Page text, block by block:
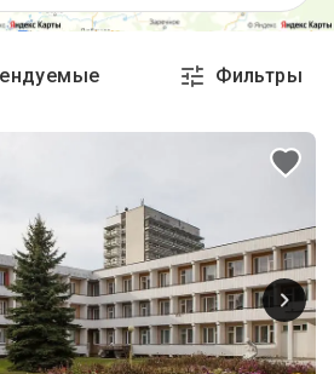
Фильтры